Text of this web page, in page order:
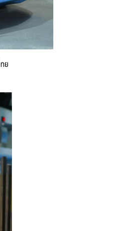
เบนท์ลีย์ แบงค็อก ส่งมอบองค์
ความรู้การขับขี่รถยนต์เบนท์ลีย์
อย่างปลอดภัยในงาน
Training 2026
ย